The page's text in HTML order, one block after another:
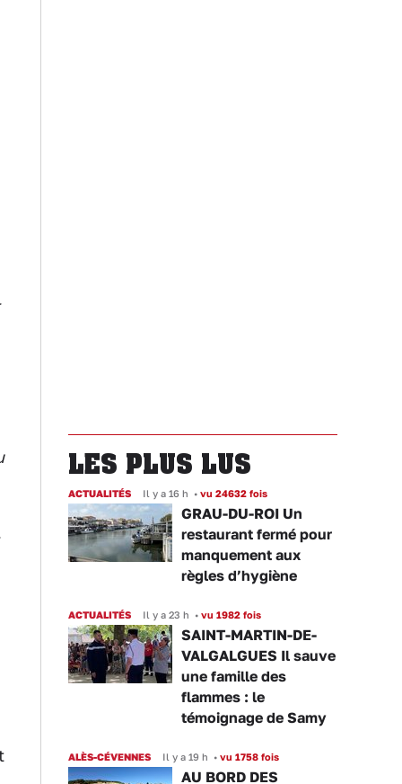
LES PLUS LUS
ACTUALITÉS Il y a 16 h • vu 24632 fois
GRAU-DU-ROI Un
restaurant fermé pour
manquement aux
règles d’hygiène
ACTUALITÉS Il y a 23 h • vu 1982 fois
SAINT-MARTIN-DE-
VALGALGUES Il sauve
une famille des
flammes : le
témoignage de Samy
ALÈS-CÉVENNES Il y a 19 h • vu 1758 fois
AU BORD DES